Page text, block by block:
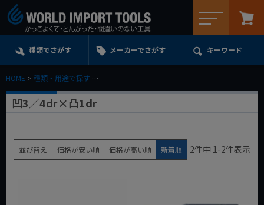
種類でさがす メーカーでさがす キーワード
HOME 種類・用途で探す
凹3／4dr×凸1dr
並び替え 価格が安い順 価格が高い順 新着順 2件中 1-2件表示